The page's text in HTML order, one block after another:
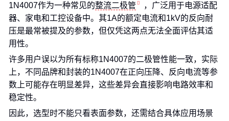
1N4007作为一种常见的整流二极管
，广泛用于电源适配
器、家电和工控设备中。其1A的额定电流和1kV的反向耐
压是最常被提及的参数，但仅凭这两点无法全面评估其适
用性。
许多用户误以为所有标称1N4007的二极管性能一致，实际
上，不同品牌和封装的1N4007在正向压降、反向电流等参
数上可能存在明显差异，这些差异会直接影响电路效率和
稳定性。
因此，选型时不能只看表面参数，还需结合具体应用场景